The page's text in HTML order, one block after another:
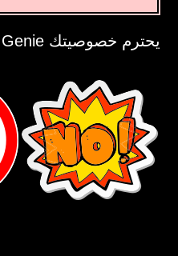
يحترم خصوصيتك Time Genie